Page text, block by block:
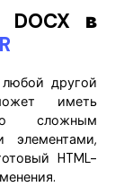
в
другой
иметь
сложным
элементами,
HTML-